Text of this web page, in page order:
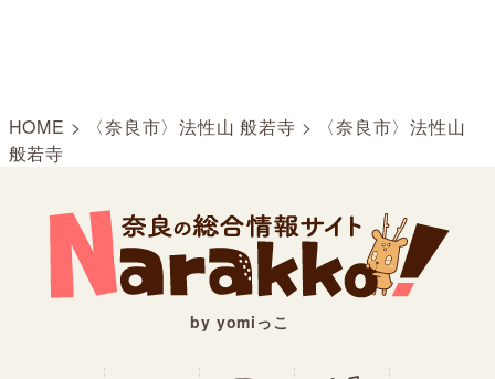
HOME > 〈奈良市〉法性山 般若寺 >
〈奈良市〉法性山
般若寺
by yomiっこ